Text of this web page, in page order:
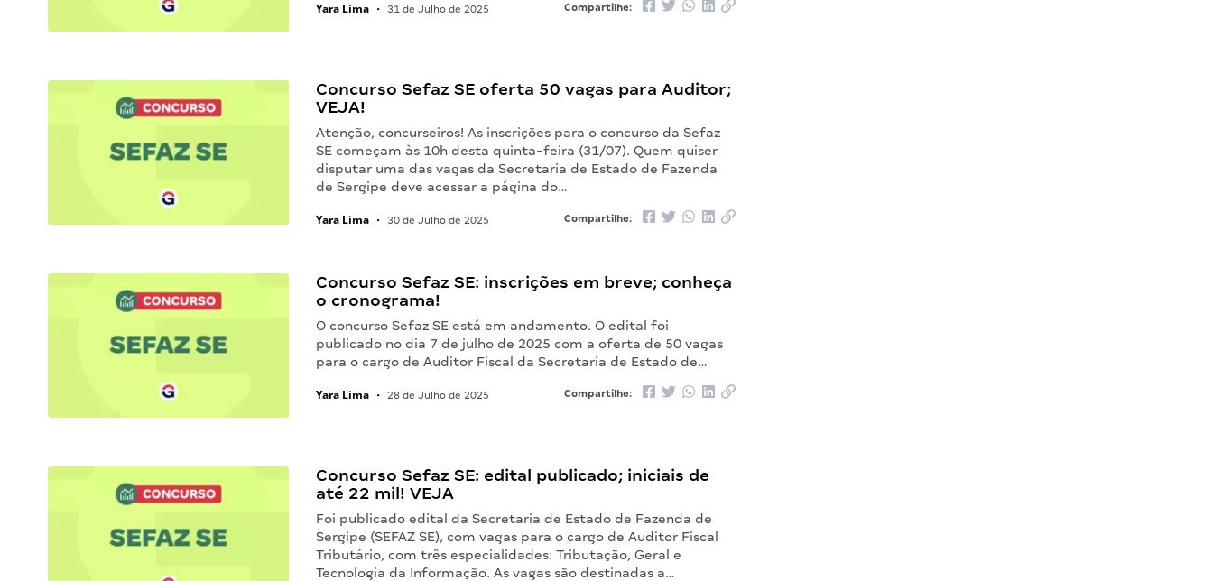
Yara Lima • 31 de Julho de 2025 Compartilhe:
Concurso Sefaz SE oferta 50 vagas para Auditor;
VEJA!
Atenção, concurseiros! As inscrições para o concurso da Sefaz
SE começam às 10h desta quinta-feira (31/07). Quem quiser
disputar uma das vagas da Secretaria de Estado de Fazenda
de Sergipe deve acessar a página do…
Yara Lima • 30 de Julho de 2025 Compartilhe:
Concurso Sefaz SE: inscrições em breve; conheça
o cronograma!
O concurso Sefaz SE está em andamento. O edital foi
publicado no dia 7 de julho de 2025 com a oferta de 50 vagas
para o cargo de Auditor Fiscal da Secretaria de Estado de…
Yara Lima • 28 de Julho de 2025 Compartilhe:
Concurso Sefaz SE: edital publicado; iniciais de
até 22 mil! VEJA
Foi publicado edital da Secretaria de Estado de Fazenda de
Sergipe (SEFAZ SE), com vagas para o cargo de Auditor Fiscal
Tributário, com três especialidades: Tributação, Geral e
Tecnologia da Informação. As vagas são destinadas a…